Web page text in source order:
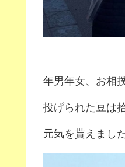
年男年女、お相
投げられた豆は
元気を貰えまし